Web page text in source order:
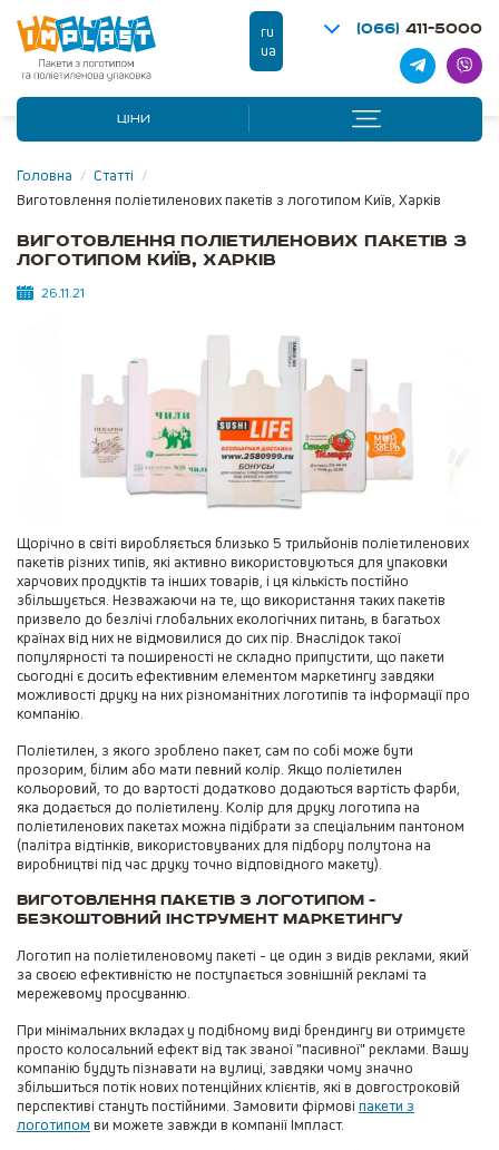
ru
ua
(066) 411-5000
ЦІНИ
Головна / Статті /
Виготовлення поліетиленових пакетів з логотипом Київ, Харків
Виготовлення поліетиленових пакетів з
логотипом Київ, Харків
26.11.21
Щорічно в світі виробляється близько 5 трильйонів поліетиленових
пакетів різних типів, які активно використовуються для упаковки
харчових продуктів та інших товарів, і ця кількість постійно
збільшується. Незважаючи на те, що використання таких пакетів
призвело до безлічі глобальних екологічних питань, в багатьох
країнах від них не відмовилися до сих пір. Внаслідок такої
популярності та поширеності не складно припустити, що пакети
сьогодні є досить ефективним елементом маркетингу завдяки
можливості друку на них різноманітних логотипів та інформації про
компанію.
Поліетилен, з якого зроблено пакет, сам по собі може бути
прозорим, білим або мати певний колір. Якщо поліетилен
кольоровий, то до вартості додатково додаються вартість фарби,
яка додається до поліетилену. Колір для друку логотипа на
поліетиленових пакетах можна підібрати за спеціальним пантоном
(палітра відтінків, використовуваних для підбору полутона на
виробництві під час друку точно відповідного макету).
Виготовлення пакетів з логотипом -
безкоштовний інструмент маркетингу
Логотип на поліетиленовому пакеті - це один з видів реклами, який
за своєю ефективністю не поступається зовнішній рекламі та
мережевому просуванню.
При мінімальних вкладах у подібному виді брендингу ви отримуєте
просто колосальний ефект від так званої "пасивної" реклами. Вашу
компанію будуть пізнавати на вулиці, завдяки чому значно
збільшиться потік нових потенційних клієнтів, які в довгостроковій
перспективі стануть постійними. Замовити фірмові пакети з
логотипом ви можете завжди в компанії Імпласт.